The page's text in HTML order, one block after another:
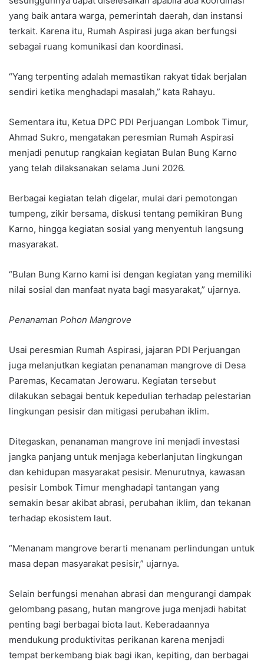
yang baik antara warga, pemerintah daerah, dan instansi
terkait. Karena itu, Rumah Aspirasi juga akan berfungsi
sebagai ruang komunikasi dan koordinasi.
“Yang terpenting adalah memastikan rakyat tidak berjalan
sendiri ketika menghadapi masalah,” kata Rahayu.
Sementara itu, Ketua DPC PDI Perjuangan Lombok Timur,
Ahmad Sukro, mengatakan peresmian Rumah Aspirasi
menjadi penutup rangkaian kegiatan Bulan Bung Karno
yang telah dilaksanakan selama Juni 2026.
Berbagai kegiatan telah digelar, mulai dari pemotongan
tumpeng, zikir bersama, diskusi tentang pemikiran Bung
Karno, hingga kegiatan sosial yang menyentuh langsung
masyarakat.
“Bulan Bung Karno kami isi dengan kegiatan yang memiliki
nilai sosial dan manfaat nyata bagi masyarakat,” ujarnya.
Penanaman Pohon Mangrove
Usai peresmian Rumah Aspirasi, jajaran PDI Perjuangan
juga melanjutkan kegiatan penanaman mangrove di Desa
Paremas, Kecamatan Jerowaru. Kegiatan tersebut
dilakukan sebagai bentuk kepedulian terhadap pelestarian
lingkungan pesisir dan mitigasi perubahan iklim.
Ditegaskan, penanaman mangrove ini menjadi investasi
jangka panjang untuk menjaga keberlanjutan lingkungan
dan kehidupan masyarakat pesisir. Menurutnya, kawasan
pesisir Lombok Timur menghadapi tantangan yang
semakin besar akibat abrasi, perubahan iklim, dan tekanan
terhadap ekosistem laut.
“Menanam mangrove berarti menanam perlindungan untuk
masa depan masyarakat pesisir,” ujarnya.
Selain berfungsi menahan abrasi dan mengurangi dampak
gelombang pasang, hutan mangrove juga menjadi habitat
penting bagi berbagai biota laut. Keberadaannya
mendukung produktivitas perikanan karena menjadi
tempat berkembang biak bagi ikan, kepiting, dan berbagai